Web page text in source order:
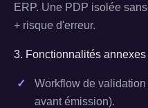
ERP. Une PDP isolée
+ risque d'erreur.
3. Fonctionnalités annexes
Workflow de
avant émission).